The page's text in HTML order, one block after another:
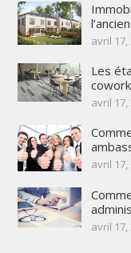
l’ancien
avril 17,
Les
avril 17,
avril 17,
avril 17,